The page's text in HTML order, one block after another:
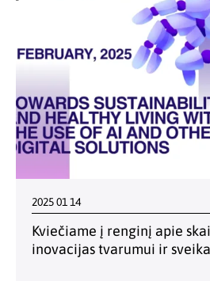
2025 01 14
Kviečiame į renginį apie
inovacijas tvarumui ir